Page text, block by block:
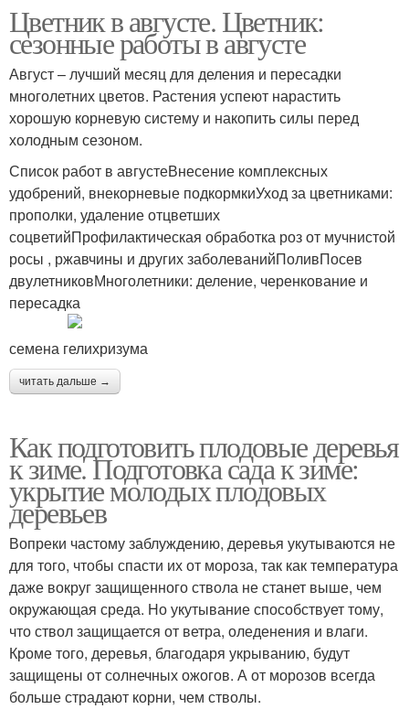
Цветник в августе. Цветник:
сезонные работы в августе
Август – лучший месяц для деления и пересадки
многолетних цветов. Растения успеют нарастить
хорошую корневую систему и накопить силы перед
холодным сезоном.
Список работ в августеВнесение комплексных
удобрений, внекорневые подкормкиУход за цветниками:
прополки, удаление отцветших
соцветийПрофилактическая обработка роз от мучнистой
росы , ржавчины и других заболеванийПоливПосев
двулетниковМноголетники: деление, черенкование и
пересадка
семена гелихризума
читать дальше →
Как подготовить плодовые деревья
к зиме. Подготовка сада к зиме:
укрытие молодых плодовых
деревьев
Вопреки частому заблуждению, деревья укутываются не
для того, чтобы спасти их от мороза, так как температура
даже вокруг защищенного ствола не станет выше, чем
окружающая среда. Но укутывание способствует тому,
что ствол защищается от ветра, оледенения и влаги.
Кроме того, деревья, благодаря укрыванию, будут
защищены от солнечных ожогов. А от морозов всегда
больше страдают корни, чем стволы.